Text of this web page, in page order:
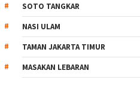
SOTO TANGKAR
NASI ULAM
TAMAN JAKARTA TIMUR
MASAKAN LEBARAN